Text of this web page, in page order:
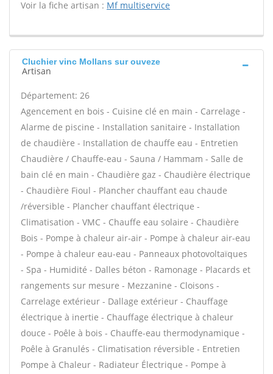
Voir la fiche artisan : Mf multiservice
Cluchier vinc Mollans sur ouveze
Artisan
Département: 26
Agencement en bois - Cuisine clé en main - Carrelage -
Alarme de piscine - Installation sanitaire - Installation
de chaudière - Installation de chauffe eau - Entretien
Chaudière / Chauffe-eau - Sauna / Hammam - Salle de
bain clé en main - Chaudière gaz - Chaudière électrique
- Chaudière Fioul - Plancher chauffant eau chaude
/réversible - Plancher chauffant électrique -
Climatisation - VMC - Chauffe eau solaire - Chaudière
Bois - Pompe à chaleur air-air - Pompe à chaleur air-eau
- Pompe à chaleur eau-eau - Panneaux photovoltaïques
- Spa - Humidité - Dalles béton - Ramonage - Placards et
rangements sur mesure - Mezzanine - Cloisons -
Carrelage extérieur - Dallage extérieur - Chauffage
électrique à inertie - Chauffage électrique à chaleur
douce - Poêle à bois - Chauffe-eau thermodynamique -
Poêle à Granulés - Climatisation réversible - Entretien
Pompe à Chaleur - Radiateur Électrique - Pompe à